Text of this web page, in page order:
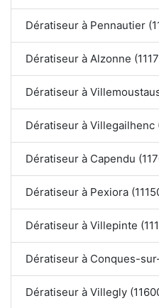
Dératiseur à Pennautier
Dératiseur à Alzonne
Dératiseur à
Dératiseur à Villegailhenc
Dératiseur à Capendu
Dératiseur à Pexiora
Dératiseur à Villepinte
Dératiseur à Conques-
Dératiseur à Villegly